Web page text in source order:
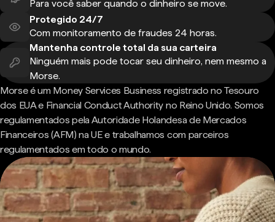
Para você saber quando o dinheiro se move.
Protegido 24/7
Com monitoramento de fraudes 24 horas.
Mantenha controle total da sua carteira
Ninguém mais pode tocar seu dinheiro, nem mesmo a
Morse.
Morse é um Money Services Business registrado no Tesouro
dos EUA e Financial Conduct Authority no Reino Unido. Somos
regulamentados pela Autoridade Holandesa de Mercados
Financeiros (AFM) na UE e trabalhamos com parceiros
regulamentados em todo o mundo.